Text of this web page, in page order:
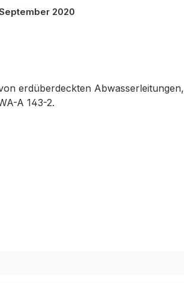
2020
erdüberdeckten
A 143-2.